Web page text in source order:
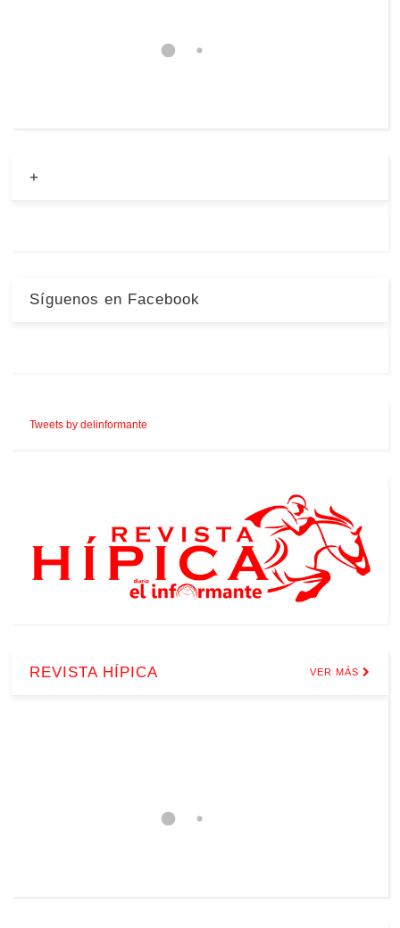
+
Síguenos en Facebook
Tweets by delinformante
REVISTA HÍPICA VER MÁS